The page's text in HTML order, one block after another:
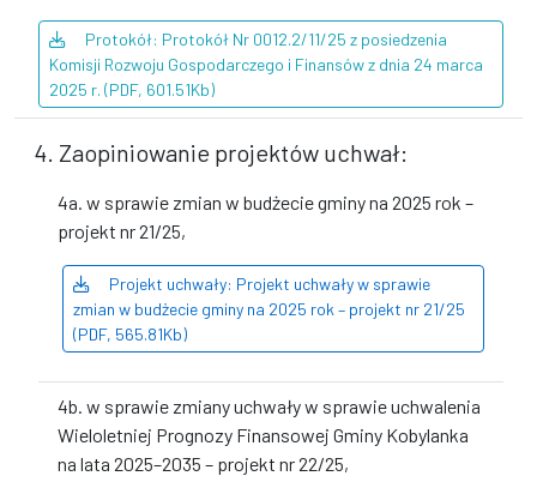
Protokół: Protokół Nr 0012.2/11/25 z posiedzenia
Komisji Rozwoju Gospodarczego i Finansów z dnia 24 marca
2025 r. (PDF, 601.51Kb)
4. Zaopiniowanie projektów uchwał:
4a. w sprawie zmian w budżecie gminy na 2025 rok –
projekt nr 21/25,
Projekt uchwały: Projekt uchwały w sprawie
zmian w budżecie gminy na 2025 rok – projekt nr 21/25
(PDF, 565.81Kb)
4b. w sprawie zmiany uchwały w sprawie uchwalenia
Wieloletniej Prognozy Finansowej Gminy Kobylanka
na lata 2025–2035 – projekt nr 22/25,